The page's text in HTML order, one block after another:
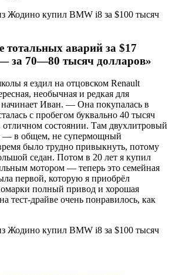
тотальных аварий за $17
за 70—80 тысяч долларов»
я ездил на отцовском Renault
необычная и редкая для
Иван. — Она покупалась в
с пробегом буквально 40 тысяч
отличном состоянии. Там двухлитровый
— в общем, не супермощный
было трудно привыкнуть, потому
седан. Потом в 20 лет я купил
мотором — теперь это семейная
первой, которую я приобрёл
полный привод и хорошая
тест-драйве очень понравилось, как